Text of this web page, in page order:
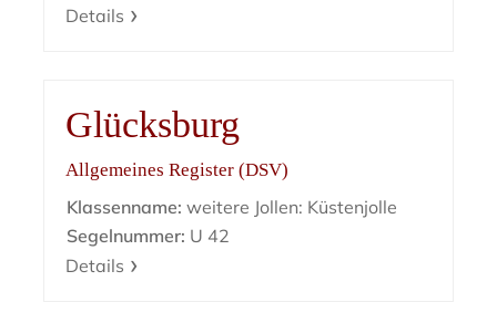
Details
Glücksburg
Allgemeines Register (DSV)
Klassenname: weitere Jollen: Küstenjolle
Segelnummer: U 42
Details